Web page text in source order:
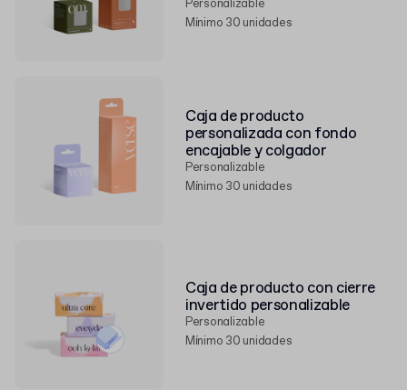
Personalizable
Mínimo 30 unidades
Caja de producto
personalizada con fondo
encajable y colgador
Personalizable
Mínimo 30 unidades
Caja de producto con cierre
invertido personalizable
Personalizable
Mínimo 30 unidades